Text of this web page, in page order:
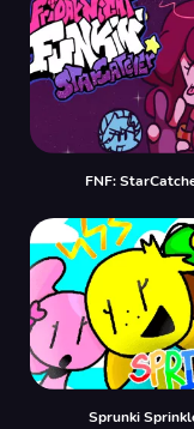
FNF:
Sprunki